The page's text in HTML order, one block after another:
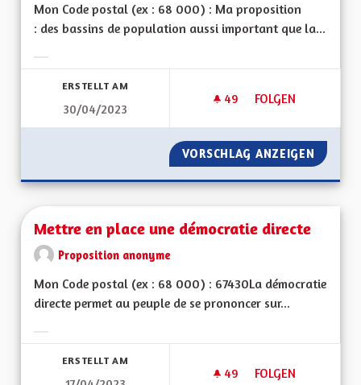
Mon Code postal (ex : 68 000) : Ma proposition
: des bassins de population aussi important que la...
ERSTELLT AM
30/04/2023
49 49 FOLLOWER
FOLGEN
MODÈLE INTÉGRÉ
VORSCHLAG ANZEIGEN
Mettre en place une démocratie directe
Proposition anonyme
Mon Code postal (ex : 68 000) : 67430La démocratie
directe permet au peuple de se prononcer sur...
ERSTELLT AM
49 49 FOLLOWER
FOLGEN